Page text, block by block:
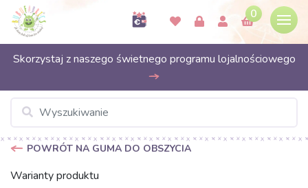
0
Skorzystaj z naszego świetnego programu lojalnościowego
POWRÓT NA GUMA DO OBSZYCIA
Warianty produktu